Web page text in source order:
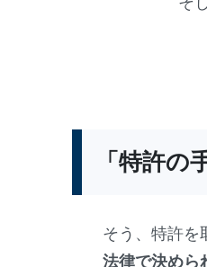
「特許の
そう、特許を
法律で決めら